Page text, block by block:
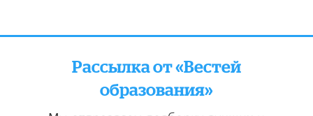
Рассылка от «Вестей
образования»